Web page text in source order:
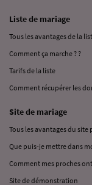
Liste de mariage
Tous les avantages de la
Comment ça marche ? ?
Tarifs de la liste
Comment récupérer les
Site de mariage
Tous les avantages du site
Que puis-je mettre dans
Comment mes proches
Site de démonstration